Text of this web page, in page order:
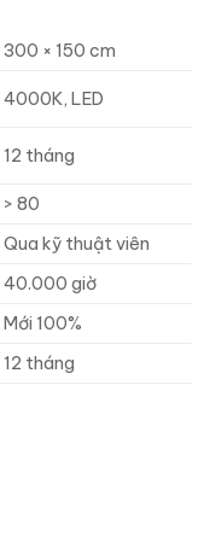
300 × 150 cm
4000K, LED
12 tháng
> 80
Qua kỹ thuật viên
40.000 giờ
Mới 100%
12 tháng